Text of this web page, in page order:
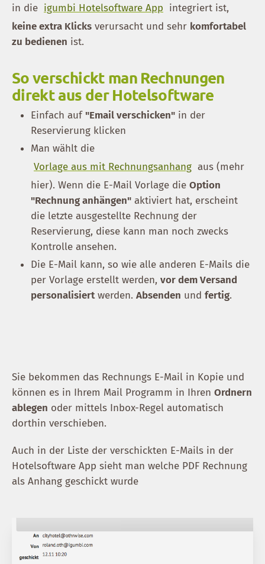
in die igumbi Hotelsoftware App integriert ist,
keine extra Klicks verursacht und sehr komfortabel
zu bedienen ist.
So verschickt man Rechnungen
direkt aus der Hotelsoftware
Einfach auf "Email verschicken" in der
Reservierung klicken
Man wählt die
Vorlage aus mit Rechnungsanhang aus (mehr
hier). Wenn die E-Mail Vorlage die Option
"Rechnung anhängen" aktiviert hat, erscheint
die letzte ausgestellte Rechnung der
Reservierung, diese kann man noch zwecks
Kontrolle ansehen.
Die E-Mail kann, so wie alle anderen E-Mails die
per Vorlage erstellt werden, vor dem Versand
personalisiertwerden. Absenden und fertig.
Sie bekommen das Rechnungs E-Mail in Kopie und
können es in Ihrem Mail Programm in Ihren Ordnern
ablegen oder mittels Inbox-Regel automatisch
dorthin verschieben.
Auch in der Liste der verschickten E-Mails in der
Hotelsoftware App sieht man welche PDF Rechnung
als Anhang geschickt wurde